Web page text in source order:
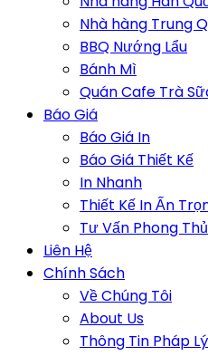
Nhà hàng Trung
BBQ Nướng Lẩu
Bánh Mì
Quán Cafe Trà
Báo Giá
Báo Giá In
Báo Giá Thiết Kế
In Nhanh
Thiết Kế In Ấn
Tư Vấn Phong
Liên Hệ
Chính Sách
Về Chúng Tôi
About Us
Thông Tin Pháp Lý